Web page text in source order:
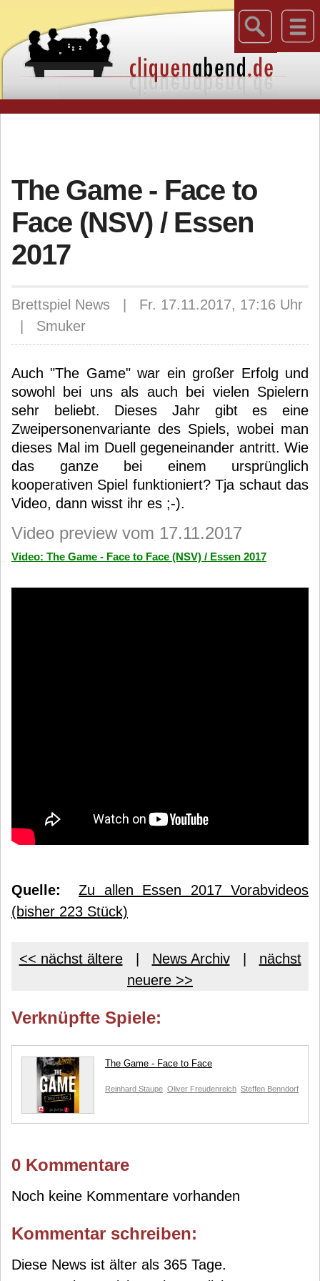
The Game - Face to
Face (NSV) / Essen
2017
Brettspiel News | Fr. 17.11.2017, 17:16 Uhr
| Smuker
Auch "The Game" war ein großer Erfolg und
sowohl bei uns als auch bei vielen Spielern
sehr beliebt. Dieses Jahr gibt es eine
Zweipersonenvariante des Spiels, wobei man
dieses Mal im Duell gegeneinander antritt. Wie
das ganze bei einem ursprünglich
kooperativen Spiel funktioniert? Tja schaut das
Video, dann wisst ihr es ;-).
Video preview vom 17.11.2017
Video: The Game - Face to Face (NSV) / Essen 2017
Quelle:
Zu allen Essen 2017 Vorabvideos
(bisher 223 Stück)
<< nächst ältere| News Archiv| nächst
neuere >>
Verknüpfte Spiele:
The Game - Face to Face
Reinhard Staupe Oliver Freudenreich Steffen Benndorf
0 Kommentare
Noch keine Kommentare vorhanden
Kommentar schreiben:
Diese News ist älter als 365 Tage.